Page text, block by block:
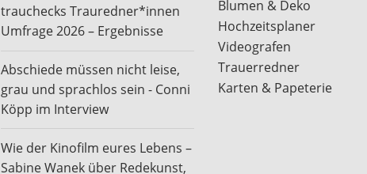
trauchecks Trauredner*innen
Umfrage 2026 – Ergebnisse
Abschiede müssen nicht leise,
grau und sprachlos sein - Conni
Köpp im Interview
Wie der Kinofilm eures Lebens –
Sabine Wanek über Redekunst,
Blumen & Deko
Hochzeitsplaner
Videografen
Trauerredner
Karten & Papeterie